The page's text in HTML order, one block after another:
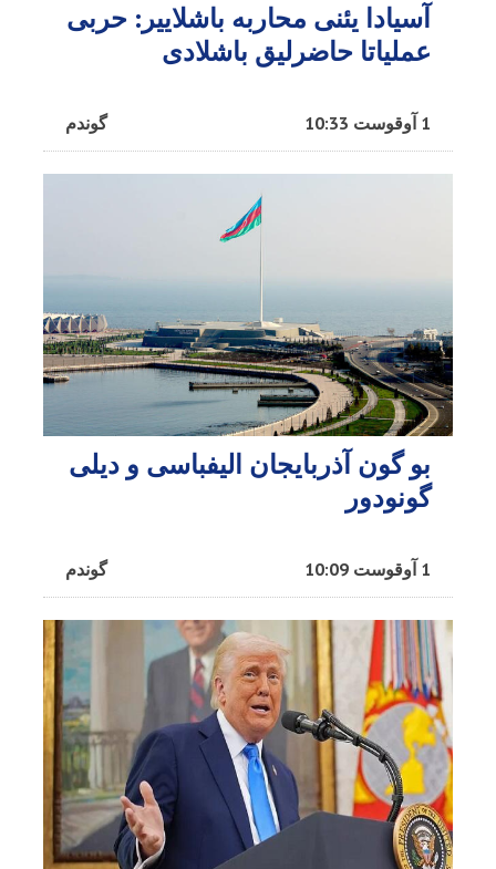
آسیادا یئنی محاربه باشلاییر: حربی
عملیاتا حاضرلیق باشلادی
گوندم 1 آوقوست 10:33
بو گون آذربایجان الیفباسی و دیلی
گونودور
گوندم 1 آوقوست 10:09